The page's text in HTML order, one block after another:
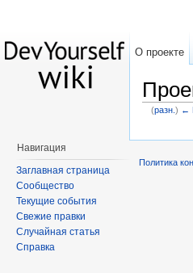
(разн. ) ←
О проекте
Навигация
Заглавная страница
Сообщество
Текущие события
Свежие правки
Случайная статья
Справка
Политика